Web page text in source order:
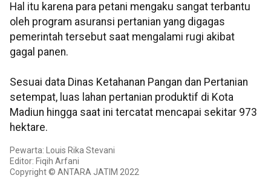
Hal itu karena para petani mengaku sangat terbantu
oleh program asuransi pertanian yang digagas
pemerintah tersebut saat mengalami rugi akibat
gagal panen.
Sesuai data Dinas Ketahanan Pangan dan Pertanian
setempat, luas lahan pertanian produktif di Kota
Madiun hingga saat ini tercatat mencapai sekitar 973
hektare.
Pewarta: Louis Rika Stevani
Editor: Fiqih Arfani
Copyright © ANTARA JATIM 2022